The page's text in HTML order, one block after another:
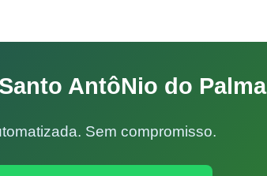
AntôNio do Palma
Sem compromisso.